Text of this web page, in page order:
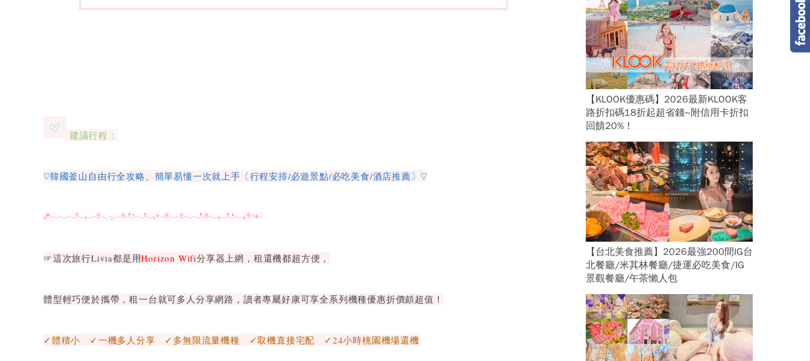
建議行程：
♡韓國釜山自由行全攻略、簡單易懂一次就上手〔行程安排/必遊景點/必吃美食/酒店推薦〕♡
☞這次旅行Livia都是用Horizon Wifi分享器上網，租還機都超方便，
體型輕巧便於攜帶，租一台就可多人分享網路，讀者專屬好康可享全系列機種優惠折價頗超值！
✓體積小 ✓一機多人分享 ✓多無限流量機種 ✓取機直接宅配 ✓24小時桃園機場還機
【KLOOK優惠碼】2026最新KLOOK客
路折扣碼18折起超省錢~附信用卡折扣
回饋20%！
【台北美食推薦】2026最強200間IG台
北餐廳/米其林餐廳/捷運必吃美食/IG
景觀餐廳/午茶懶人包